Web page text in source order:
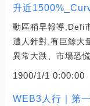
升近
動區稍早報導,Defi
遭人針對,有巨鯨大
異常大跌、市場恐慌.
1900/1/1 0:00:00
WEB3人行｜第